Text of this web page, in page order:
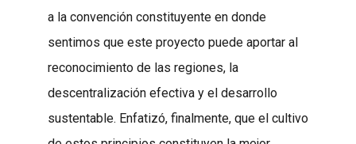
a la convención constituyente en donde
sentimos que este proyecto puede aportar al
reconocimiento de las regiones, la
descentralización efectiva y el desarrollo
sustentable. Enfatizó, finalmente, que el cultivo